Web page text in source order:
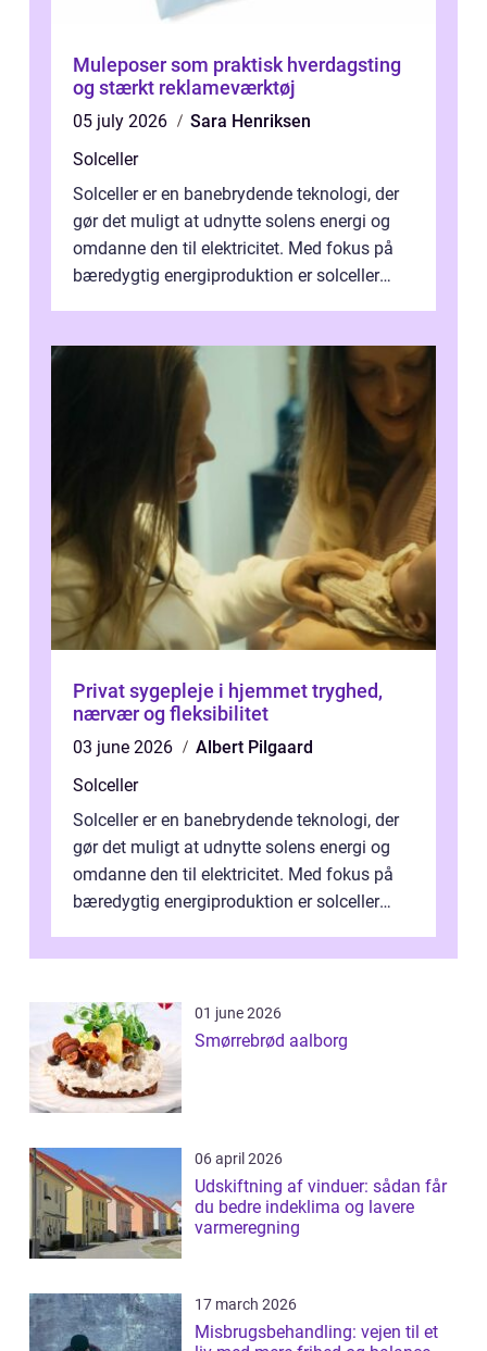
Muleposer som praktisk hverdagsting
og stærkt reklameværktøj
05 july 2026
Sara Henriksen
Solceller
Solceller er en banebrydende teknologi, der
gør det muligt at udnytte solens energi og
omdanne den til elektricitet. Med fokus på
bæredygtig energiproduktion er solceller
Privat sygepleje i hjemmet tryghed,
nærvær og fleksibilitet
03 june 2026
Albert Pilgaard
Solceller
Solceller er en banebrydende teknologi, der
gør det muligt at udnytte solens energi og
omdanne den til elektricitet. Med fokus på
bæredygtig energiproduktion er solceller
01 june 2026
Smørrebrød aalborg
06 april 2026
Udskiftning af vinduer: sådan får
du bedre indeklima og lavere
varmeregning
17 march 2026
Misbrugsbehandling: vejen til et